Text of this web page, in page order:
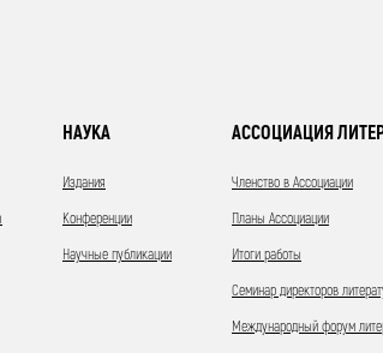
НАУКА
Издания
Конференции
Научные публикации
АССОЦИАЦИЯ
Членство в Ассоциации
Планы Ассоциации
Итоги работы
Семинар директоров
Международный форум